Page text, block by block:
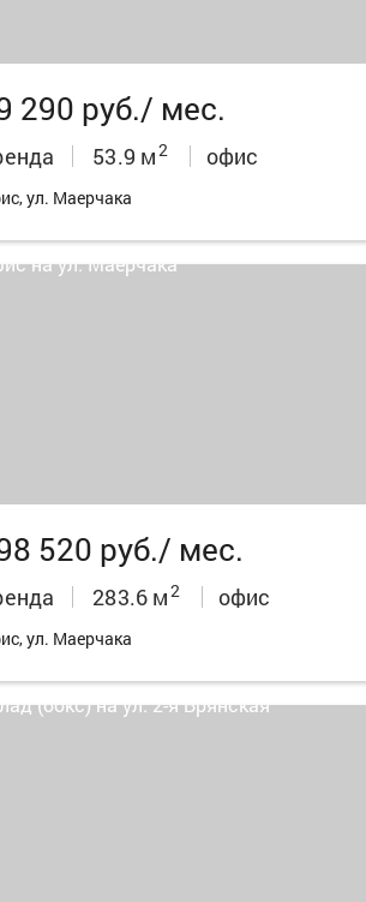
290 руб./ мес.
53.9 м2 офис
ул. Маерчака
520 руб./ мес.
283.6 м2 офис
ул. Маерчака